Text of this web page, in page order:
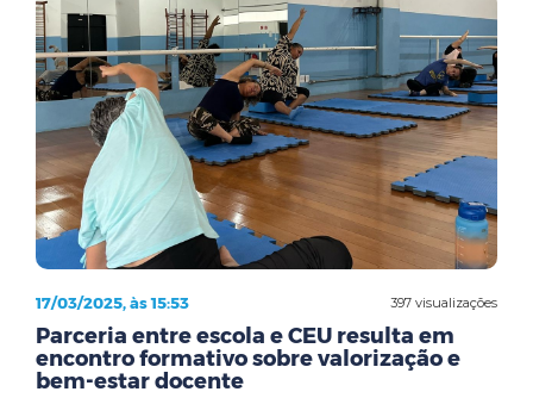
397 visualizações
17/03/2025, às 15:53
Parceria entre escola e CEU resulta em
encontro formativo sobre valorização e
bem-estar docente